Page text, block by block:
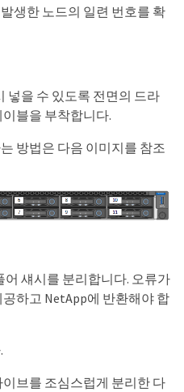
생한 노드의 일련 번호를 확
넣을 수 있도록 전면의 드라
블을 부착합니다.
방법은 다음 이미지를 참조
어 섀시를 분리합니다. 오류가
하고 NetApp에 반환해야 합
브를 조심스럽게 분리한 다